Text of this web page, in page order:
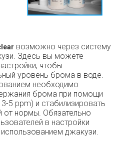
возможно через систему
Здесь вы можете
чтобы
уровень брома в воде.
необходимо
брома при помощи
5 ppm) и стабилизировать
от нормы. Обязательно
в настройки
джакузи.